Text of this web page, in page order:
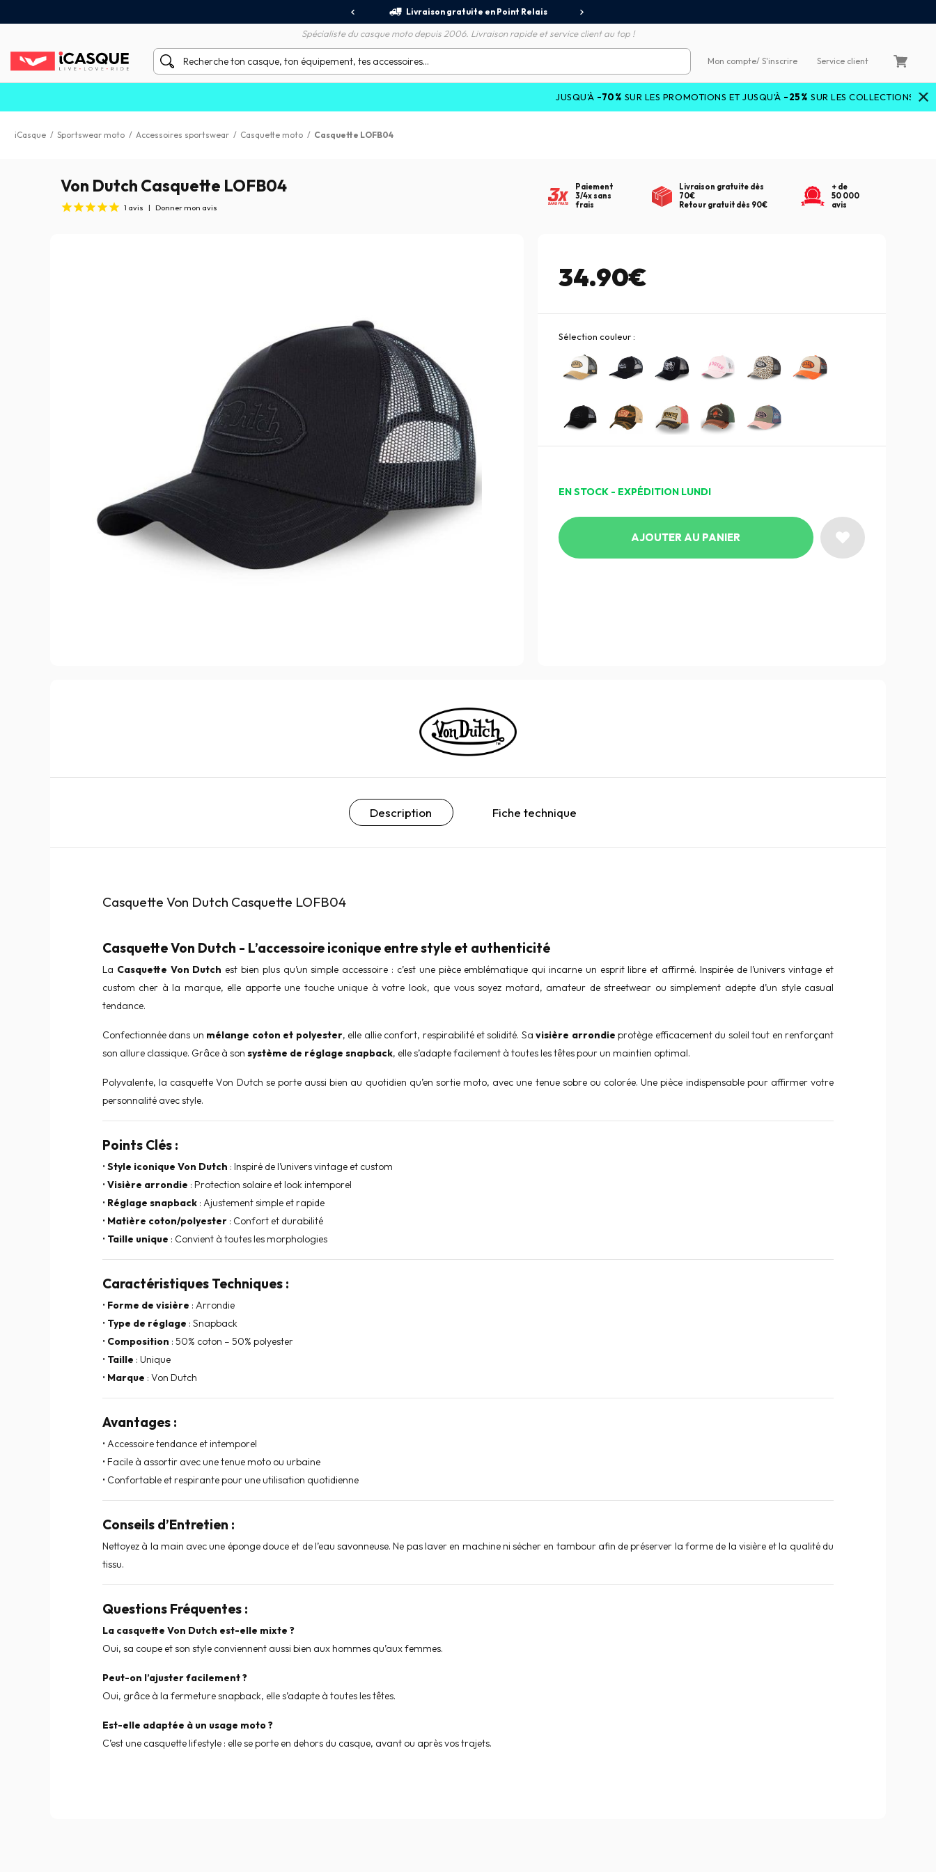
Livraison gratuite en Point Relais
Spécialiste du casque moto depuis 2006. Livraison rapide et service client au top !
Mon compte/ S'inscrire Service client
-70%SUR LES PROMOTIONS ET JUSQU'À-25%SUR LES COLLECTIONS COURANTES
iCasque / Sportswear moto / Accessoires sportswear / Casquette moto / Casquette LOFB04
Von Dutch Casquette LOFB04
1 avis | Donner mon avis
Paiement
3/4x sans
frais
Livraison gratuite dès
70€
Retour gratuit dès 90€
+ de
50 000
avis
34.90€
Sélection couleur :
EN STOCK - EXPÉDITION LUNDI
AJOUTER AU PANIER
Description Fiche technique
Casquette Von Dutch Casquette LOFB04
Casquette Von Dutch - L’accessoire iconique entre style et authenticité
La Casquette Von Dutch est bien plus qu’un simple accessoire : c’est une pièce emblématique qui incarne un esprit libre et affirmé. Inspirée de l’univers vintage et
custom cher à la marque, elle apporte une touche unique à votre look, que vous soyez motard, amateur de streetwear ou simplement adepte d’un style casual
tendance.
Confectionnée dans un mélange coton et polyester, elle allie confort, respirabilité et solidité. Savisière arrondie protège efficacement du soleil tout en renforçant
son allure classique. Grâce à son système de réglage snapback, elle s’adapte facilement à toutes les têtes pour un maintien optimal.
Polyvalente, la casquette Von Dutch se porte aussi bien au quotidien qu’en sortie moto, avec une tenue sobre ou colorée. Une pièce indispensable pour affirmer votre
personnalité avec style.
Points Clés :
•Style iconique Von Dutch : Inspiré de l’univers vintage et custom
•Visière arrondie : Protection solaire et look intemporel
• Réglage snapback : Ajustement simple et rapide
• Matière coton/polyester : Confort et durabilité
• Taille unique : Convient à toutes les morphologies
Caractéristiques Techniques :
• Forme de visière : Arrondie
• Type de réglage : Snapback
• Composition : 50% coton – 50% polyester
• Taille : Unique
• Marque : Von Dutch
Avantages :
• Accessoire tendance et intemporel
• Facile à assortir avec une tenue moto ou urbaine
• Confortable et respirante pour une utilisation quotidienne
Conseils d’Entretien :
Nettoyez à la main avec une éponge douce et de l’eau savonneuse. Ne pas laver en machine ni sécher en tambour afin de préserver la forme de la visière et la qualité du
tissu.
Questions Fréquentes :
La casquette Von Dutch est-elle mixte ?
Oui, sa coupe et son style conviennent aussi bien aux hommes qu’aux femmes.
Peut-on l’ajuster facilement ?
Oui, grâce à la fermeture snapback, elle s’adapte à toutes les têtes.
Est-elle adaptée à un usage moto ?
C’est une casquette lifestyle : elle se porte en dehors du casque, avant ou après vos trajets.